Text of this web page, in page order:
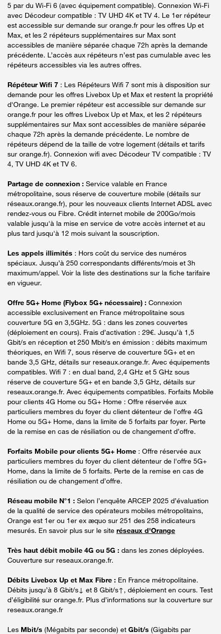
5 par du Wi-Fi 6 (avec équipement compatible). Connexion Wi-Fi
avec Décodeur compatible : TV UHD 4K et TV 4. Le 1er répéteur
est accessible sur demande sur orange.fr pour les offres Up et
Max, et les 2 répéteurs supplémentaires sur Max sont
accessibles de manière séparée chaque 72h après la demande
précédente. L’accès aux répéteurs n’est pas cumulable avec les
répéteurs accessibles via les autres offres.
Répéteur Wifi 7 : Les Répéteurs Wifi 7 sont mis à disposition sur
demande pour les offres Livebox Up et Max et restent la propriété
d'Orange. Le premier répéteur est accessible sur demande sur
orange.fr pour les offres Livebox Up et Max, et les 2 répéteurs
supplémentaires sur Max sont accessibles de manière séparée
chaque 72h après la demande précédente. Le nombre de
répéteurs dépend de la taille de votre logement (détails et tarifs
sur orange.fr). Connexion wifi avec Décodeur TV compatible : TV
4, TV UHD 4K et TV 6.
Partage de connexion : Service valable en France
métropolitaine, sous réserve de couverture mobile (détails sur
réseaux.orange.fr), pour les nouveaux clients Internet ADSL avec
rendez-vous ou Fibre. Crédit internet mobile de 200Go/mois
valable jusqu'à la mise en service de votre accès internet et au
plus tard jusqu'à 12 mois suivant la souscription.
Les appels illimités : Hors coût du service des numéros
spéciaux. Jusqu’à 250 correspondants différents/mois et 3h
maximum/appel. Voir la liste des destinations sur la fiche tarifaire
en vigueur.
Offre 5G+ Home (Flybox 5G+ nécessaire) : Connexion
accessible exclusivement en France métropolitaine sous
couverture 5G en 3,5GHz. 5G : dans les zones couvertes
(déploiement en cours). Frais d’activation : 29€. Jusqu’à 1,5
Gbit/s en réception et 250 Mbit/s en émission : débits maximum
théoriques, en Wifi 7, sous réserve de couverture 5G+ et en
bande 3,5 GHz, détails sur reseaux.orange.fr. Avec équipements
compatibles. Wifi 7 : en dual band, 2,4 GHz et 5 GHz sous
réserve de couverture 5G+ et en bande 3,5 GHz, détails sur
reseaux.orange.fr. Avec équipements compatibles. Forfaits Mobile
pour clients 4G Home ou 5G+ Home : Offre réservée aux
particuliers membres du foyer du client détenteur de l'offre 4G
Home ou 5G+ Home, dans la limite de 5 forfaits par foyer. Perte
de la remise en cas de résiliation ou de changement d’offre.
Forfaits Mobile pour clients 5G+ Home : Offre réservée aux
particuliers membres du foyer du client détenteur de l'offre 5G+
Home, dans la limite de 5 forfaits. Perte de la remise en cas de
résiliation ou de changement d’offre.
Réseau mobile N°1 : Selon l’enquête ARCEP 2025 d’évaluation
de la qualité de service des opérateurs mobiles métropolitains,
Orange est 1er ou 1er ex æquo sur 251 des 258 indicateurs
mesurés. En savoir plus sur le site réseaux d'Orange
Très haut débit mobile 4G ou 5G : dans les zones déployées.
Couverture sur reseaux.orange.fr.
Débits Livebox Up et Max Fibre : En France métropolitaine.
Débits jusqu’à 8 Gbit/s↓ et 8 Gbit/s↑, déploiement en cours. Test
d’éligibilité sur orange.fr. Plus d’informations sur la couverture sur
reseaux.orange.fr
Les Mbit/s (Mégabits par seconde) et Gbit/s (Gigabits par